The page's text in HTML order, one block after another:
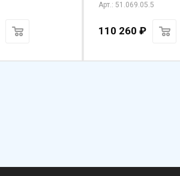
Арт.: 51.069.05.5
110 260 ₽